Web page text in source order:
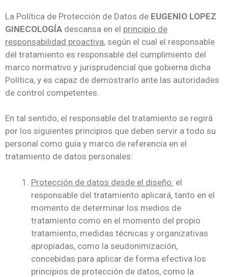
La Política de Protección de Datos de EUGENIO LOPEZ
GINECOLOGÍA descansa en el principio de
responsabilidad proactiva, según el cual el responsable
del tratamiento es responsable del cumplimiento del
marco normativo y jurisprudencial que gobierna dicha
Política, y es capaz de demostrarlo ante las autoridades
de control competentes.
En tal sentido, el responsable del tratamiento se regirá
por los siguientes principios que deben servir a todo su
personal como guía y marco de referencia en el
tratamiento de datos personales:
Protección de datos desde el diseño: el
responsable del tratamiento aplicará, tanto en el
momento de determinar los medios de
tratamiento como en el momento del propio
tratamiento, medidas técnicas y organizativas
apropiadas, como la seudonimización,
concebidas para aplicar de forma efectiva los
principios de protección de datos, como la